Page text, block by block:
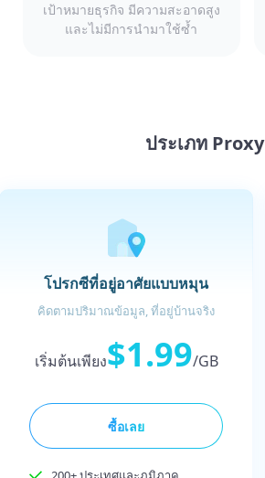
เป้าหมายธุรกิจ มีความสะอาดสูง
และไม่มีการนำมาใช้ซ้ำ
ประเภท Proxy
โปรกซีที่อยู่อาศัยแบบหมุน
คิดตามปริมาณข้อมูล, ที่อยู่บ้านจริง
เริ่มต้นเพียง$1.99/GB
ซื้อเลย